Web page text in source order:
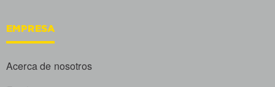
EMPRESA
Acerca de nosotros